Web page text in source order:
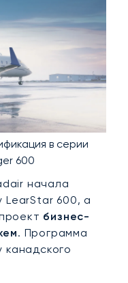
в серии
600
начала
LearStar 600, а
бизнес-
. Программа